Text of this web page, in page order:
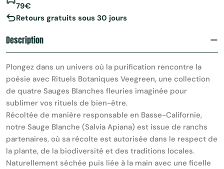
79€
Retours gratuits sous 30 jours
Description
Plongez dans un univers où la purification rencontre la
poésie avec Rituels Botaniques Veegreen, une collection
de quatre Sauges Blanches fleuries imaginée pour
sublimer vos rituels de bien-être.
Récoltée de manière responsable en Basse-Californie,
notre Sauge Blanche (Salvia Apiana) est issue de ranchs
partenaires, où sa récolte est autorisée dans le respect de
la plante, de la biodiversité et des traditions locales.
Naturellement séchée puis liée à la main avec une ficelle